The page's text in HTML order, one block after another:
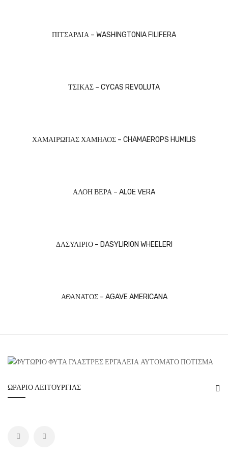
ΠΙΤΣΑΡΔΙΑ – WASHINGTONIA FILIFERA
ΤΣΙΚΑΣ – CYCAS REVOLUTA
ΧΑΜΑΙΡΩΠΑΣ ΧΑΜΗΛΟΣ – CHAMAEROPS HUMILIS
ΑΛΟΗ ΒΕΡΑ – ALOE VERA
ΔΑΣΥΛΙΡΙΟ – DASYLIRION WHEELERI
ΑΘΑΝΑΤΟΣ – AGAVE AMERICANA
ΩΡΆΡΙΟ ΛΕΙΤΟΥΡΓΊΑΣ